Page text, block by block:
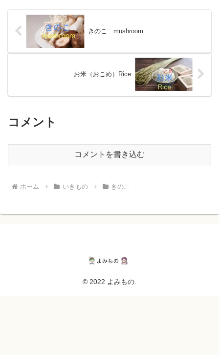
きのこ mushroom
お米（おこめ）Rice
コメント
コメントを書き込む
ホーム いきもの きのこ
© 2022 よみもの.